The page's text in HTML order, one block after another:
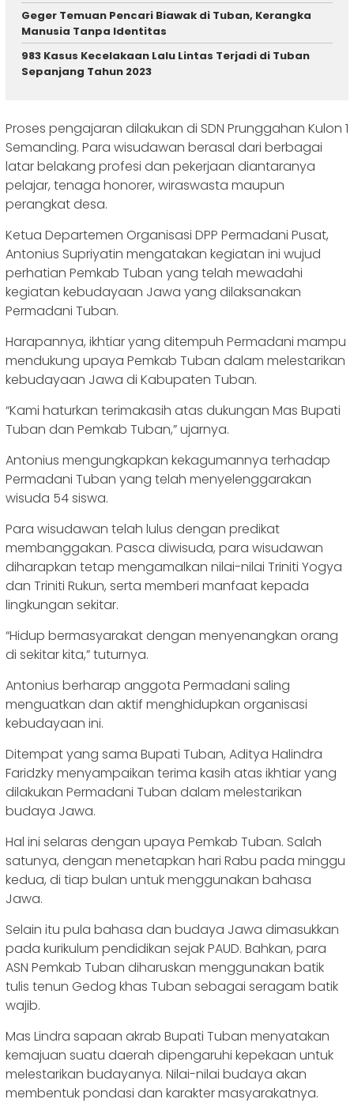
Geger Temuan Pencari Biawak di Tuban, Kerangka
Manusia Tanpa Identitas
983 Kasus Kecelakaan Lalu Lintas Terjadi di Tuban
Sepanjang Tahun 2023
Proses pengajaran dilakukan di SDN Prunggahan Kulon 1
Semanding. Para wisudawan berasal dari berbagai
latar belakang profesi dan pekerjaan diantaranya
pelajar, tenaga honorer, wiraswasta maupun
perangkat desa.
Ketua Departemen Organisasi DPP Permadani Pusat,
Antonius Supriyatin mengatakan kegiatan ini wujud
perhatian Pemkab Tuban yang telah mewadahi
kegiatan kebudayaan Jawa yang dilaksanakan
Permadani Tuban.
Harapannya, ikhtiar yang ditempuh Permadani mampu
mendukung upaya Pemkab Tuban dalam melestarikan
kebudayaan Jawa di Kabupaten Tuban.
“Kami haturkan terimakasih atas dukungan Mas Bupati
Tuban dan Pemkab Tuban,” ujarnya.
Antonius mengungkapkan kekagumannya terhadap
Permadani Tuban yang telah menyelenggarakan
wisuda 54 siswa.
Para wisudawan telah lulus dengan predikat
membanggakan. Pasca diwisuda, para wisudawan
diharapkan tetap mengamalkan nilai-nilai Triniti Yogya
dan Triniti Rukun, serta memberi manfaat kepada
lingkungan sekitar.
“Hidup bermasyarakat dengan menyenangkan orang
di sekitar kita,” tuturnya.
Antonius berharap anggota Permadani saling
menguatkan dan aktif menghidupkan organisasi
kebudayaan ini.
Ditempat yang sama Bupati Tuban, Aditya Halindra
Faridzky menyampaikan terima kasih atas ikhtiar yang
dilakukan Permadani Tuban dalam melestarikan
budaya Jawa.
Hal ini selaras dengan upaya Pemkab Tuban. Salah
satunya, dengan menetapkan hari Rabu pada minggu
kedua, di tiap bulan untuk menggunakan bahasa
Jawa.
Selain itu pula bahasa dan budaya Jawa dimasukkan
pada kurikulum pendidikan sejak PAUD. Bahkan, para
ASN Pemkab Tuban diharuskan menggunakan batik
tulis tenun Gedog khas Tuban sebagai seragam batik
wajib.
Mas Lindra sapaan akrab Bupati Tuban menyatakan
kemajuan suatu daerah dipengaruhi kepekaan untuk
melestarikan budayanya. Nilai-nilai budaya akan
membentuk pondasi dan karakter masyarakatnya.